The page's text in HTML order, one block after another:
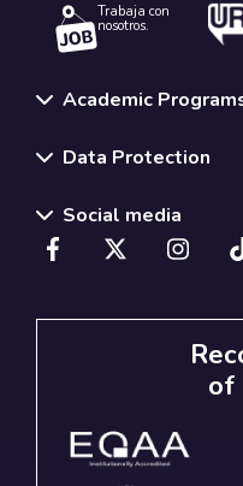
Trabaja con
nosotros.
Academic
Data Protection
Social media
of